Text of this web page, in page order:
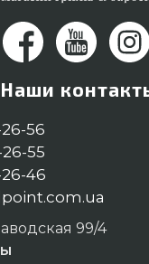
Наши
56
55
46
99/4